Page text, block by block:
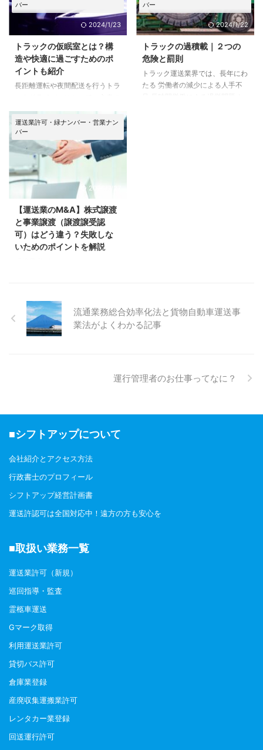
でいるという方のために、トラッ
ク運転手と結婚するメリット・デ
メリットや結婚生活を充実したも
のにするための秘訣を公開してい
ます。 ぜひ参考にしてくださ
い。 トラック運転手と結婚する
メリット まずはトラック運転手
と結婚するメリットのお話からで
良 ...
ください。 まずは「そもそもサ
イドマーカーとは」という基本か
ら解説します。 トラックのサイ
ドマーカーとは トラックのサイ
ドマーカ―とは、夜間に走行する
際、自分が運転しているトラック
のサイズを他の車へ知らせるため
のランプのことです。マーカーラ
バー
2024/1/23
トラックの仮眠室とは？構
造や快適に過ごすためのポ
イントも紹介
長距離運転や夜間配送を行うトラ
疲れをとる快適な仮眠は欠かせま
せん。 本記事では「トラックの
仮眠室がどうなっているのか興味
がある」「快適に過ごすためのポ
イントを知りたい」といった疑問
にお答えします。ぜひ参考にして
ください。 まずは、トラックの
仮眠室とはどんなものなのかを解
説します。 トラックの仮眠室と
は？ 車外から見ると分かりませ
んが、長距離を走るような大型ト
ラックには仮眠室がついているこ
とが多いです。多くの自動車メー
バー
2024/1/22
トラックの過積載｜２つの
危険と罰則
トラック運送業界では、長年にわ
たる 労働者の減少による人手不
運送業許可・緑ナンバー・営業ナン
バー
2026/7/27
【運送業のM&A】株式譲渡
と事業譲渡（譲渡譲受認
可）はどう違う？失敗しな
いためのポイントを解説
題を背景に、運送業界ではここ数
年M&A・事業承継に関するご相
談が増えています。 ただし運送
覚で進めると、思わぬところで手
渡」と「事業譲渡（許可の譲渡譲
えておきたいポイントを解説しま
流通業務総合効率化法と貨物自動車運送事
業法がよくわかる記事
運行管理者のお仕事ってなに？
■シフトアップについて
会社紹介とアクセス方法
行政書士のプロフィール
シフトアップ経営計画書
運送許認可は全国対応中！遠方の方も安心を
■取扱い業務一覧
運送業許可（新規）
巡回指導・監査
霊柩車運送
Gマーク取得
利用運送業許可
貸切バス許可
倉庫業登録
産廃収集運搬業許可
レンタカー業登録
回送運行許可